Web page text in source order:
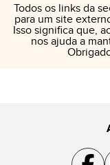
Todos os links da
para um site
Isso significa que,
nos ajuda a